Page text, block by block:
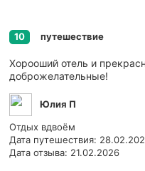
10 путешествие
Хорооший отель и
доброжелательные!
Юлия П
Отдых вдвоём
Дата путешествия:
Дата отзыва: 21.02.2026